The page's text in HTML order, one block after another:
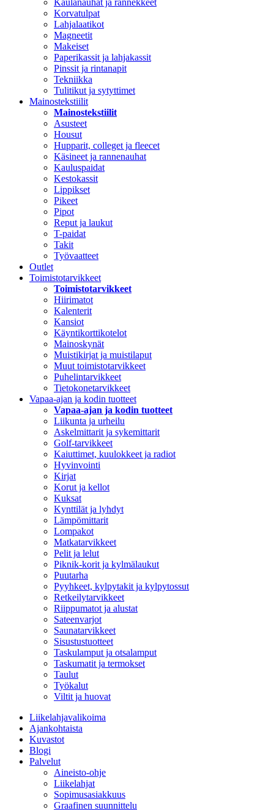
Kaulanauhat ja rannekkeet
Korvatulpat
Lahjalaatikot
Magneetit
Makeiset
Paperikassit ja lahjakassit
Pinssit ja rintanapit
Tekniikka
Tulitikut ja sytyttimet
Mainostekstiilit
Mainostekstiilit
Asusteet
Housut
Hupparit, colleget ja fleecet
Käsineet ja rannenauhat
Kauluspaidat
Kestokassit
Lippikset
Pikeet
Pipot
Reput ja laukut
T-paidat
Takit
Työvaatteet
Outlet
Toimistotarvikkeet
Toimistotarvikkeet
Hiirimatot
Kalenterit
Kansiot
Käyntikorttikotelot
Mainoskynät
Muistikirjat ja muistilaput
Muut toimistotarvikkeet
Puhelintarvikkeet
Tietokonetarvikkeet
Vapaa-ajan ja kodin tuotteet
Vapaa-ajan ja kodin tuotteet
Liikunta ja urheilu
Askelmittarit ja sykemittarit
Golf-tarvikkeet
Kaiuttimet, kuulokkeet ja radiot
Hyvinvointi
Kirjat
Korut ja kellot
Kuksat
Kynttilät ja lyhdyt
Lämpömittarit
Lompakot
Matkatarvikkeet
Pelit ja lelut
Piknik-korit ja kylmälaukut
Puutarha
Pyyhkeet, kylpytakit ja kylpytossut
Retkeilytarvikkeet
Riippumatot ja alustat
Sateenvarjot
Saunatarvikkeet
Sisustustuotteet
Taskulamput ja otsalamput
Taskumatit ja termokset
Taulut
Työkalut
Viltit ja huovat
Liikelahjavalikoima
Ajankohtaista
Kuvastot
Blogi
Palvelut
Aineisto-ohje
Liikelahjat
Sopimusasiakkuus
Graafinen suunnittelu